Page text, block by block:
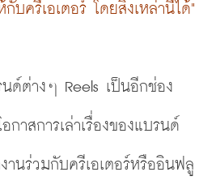
บครีเอเตอร์ โดยสิ่งเหล่านี้ได้"
ด์ต่างๆ Reels เป็นอีกช่อง
กาสการเล่าเรื่องของแบรนด์
านร่วมกับครีเอเตอร์หรืออินฟลู